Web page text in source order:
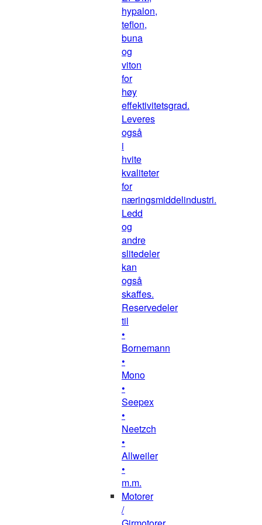
hypalon,
teflon,
buna
og
viton
for
høy
effektivitetsgrad.
Leveres
også
i
hvite
kvaliteter
for
næringsmiddelindustri.
Ledd
og
andre
slitedeler
kan
også
skaffes.
Reservedeler
til
•
Bornemann
•
Mono
•
Seepex
•
Neetzch
•
Allweiler
•
m.m.
Motorer
/